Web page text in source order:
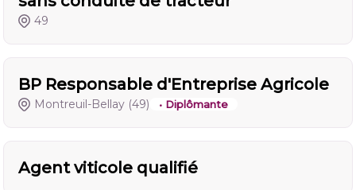
49
BP Responsable d'Entreprise Agricole
Montreuil-Bellay (49) • Diplômante
Agent viticole qualifié